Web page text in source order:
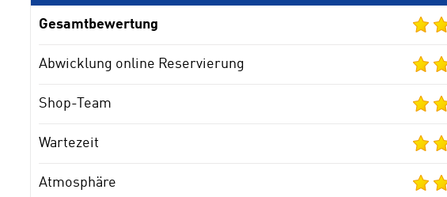
Gesamtbewertung
Abwicklung online Reservierung
Shop-Team
Wartezeit
Atmosphäre